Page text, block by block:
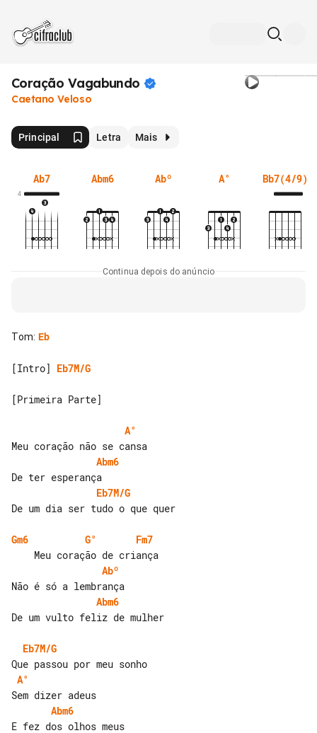
Coração Vagabundo
Caetano Veloso
Principal Letra Mais
Ab7
4
Abm6 Abº A° Bb7(4/9)
Continua depois do anúncio
Tom: Eb
[Intro] Eb7M/G
[Primeira Parte]
A°
Abm6
Eb7M/G
De um dia ser tudo o que quer
Gm6 G°
Fm7
Abº
Abm6
De um vulto feliz de mulher
Eb7M/G
A°
Abm6